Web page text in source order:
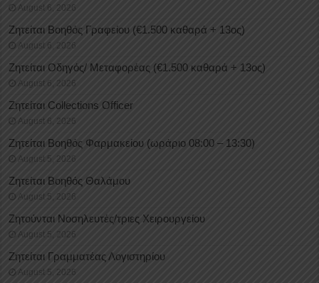
August 6, 2026
Ζητείται Βοηθός Γραφείου (€1.500 καθαρά + 13ος)
August 6, 2026
Ζητείται Οδηγός/ Μεταφορέας (€1.500 καθαρά + 13ος)
August 6, 2026
Ζητείται Collections Officer
August 6, 2026
Ζητείται Βοηθός Φαρμακείου (ωράριο 08:00 – 13:30)
August 5, 2026
Ζητείται Βοηθός Θαλάμου
August 5, 2026
Ζητούνται Νοσηλευτές/τριες Χειρουργείου
August 5, 2026
Ζητείται Γραμματέας Λογιστηρίου
August 5, 2026